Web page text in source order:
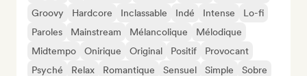
Groovy
Hardcore Inclassable Indé Intense
Lo-fi
Paroles
Mainstream Mélancolique
Mélodique
Midtempo
Onirique Original Positif
Provocant
Psyché
Relax Romantique Sensuel Simple Sobre